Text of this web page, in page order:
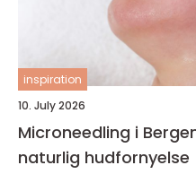
inspiration
10. July 2026
Microneedling i
naturlig hudfornyelse